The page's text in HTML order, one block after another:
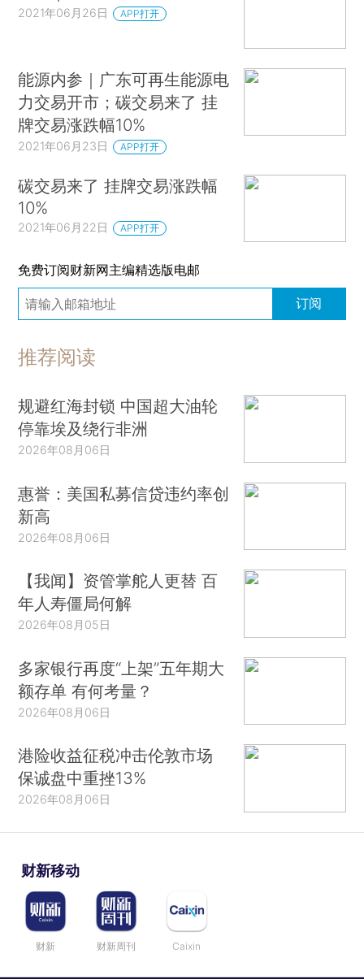
2021年06月26日 APP打开
能源内参｜广东可再生能源电
力交易开市；碳交易来了 挂
牌交易涨跌幅10%
2021年06月23日 APP打开
碳交易来了 挂牌交易涨跌幅
10%
2021年06月22日 APP打开
免费订阅财新网主编精选版电邮
订阅
推荐阅读
规避红海封锁 中国超大油轮
停靠埃及绕行非洲
2026年08月06日
惠誉：美国私募信贷违约率创
新高
2026年08月06日
【我闻】资管掌舵人更替 百
年人寿僵局何解
2026年08月05日
多家银行再度“上架”五年期大
额存单 有何考量？
2026年08月06日
港险收益征税冲击伦敦市场
保诚盘中重挫13%
2026年08月06日
财新移动
财新 财新周刊 Caixin